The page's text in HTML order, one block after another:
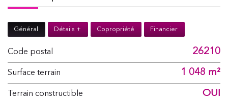
Général Détails + Copropriété Financier
Code postal 26210
surface terrain 1 048 m²
Terrain constructible OUI